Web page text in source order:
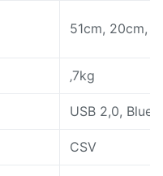
51cm, 20cm,
‚7kg
USB 2,0,
CSV